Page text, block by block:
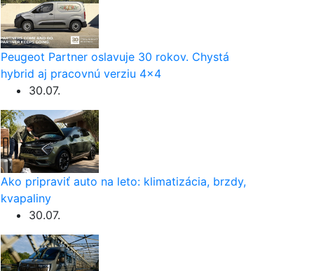
Peugeot Partner oslavuje 30 rokov. Chystá
hybrid aj pracovnú verziu 4×4
30.07.
Ako pripraviť auto na leto: klimatizácia, brzdy,
kvapaliny
30.07.